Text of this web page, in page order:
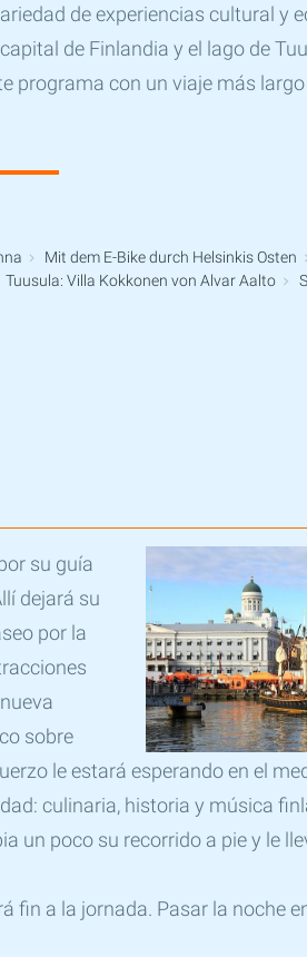
de experiencias cultural y
de Finlandia y el lago de
programa con un viaje más largo
Mit dem E-Bike durch Helsinkis Osten
Tuusula: Villa Kokkonen von Alvar Aalto
su guía
dejará su
por la
sobre
le estará esperando en el
culinaria, historia y música
un poco su recorrido a pie y le
fin a la jornada. Pasar la noche